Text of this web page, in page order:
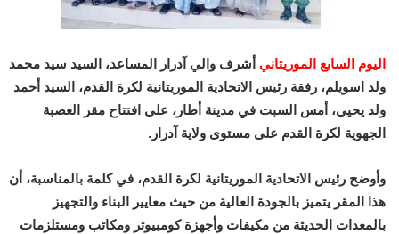
اليوم السابع الموريتاني أشرف والي آدرار المساعد، السيد سيد محمد
ولد اسويلم، رفقة رئيس الاتحادية الموريتانية لكرة القدم، السيد أحمد
ولد يحيى، أمس السبت في مدينة أطار، على افتتاح مقر العصبة
الجهوية لكرة القدم على مستوى ولاية آدرار.
وأوضح رئيس الاتحادية الموريتانية لكرة القدم، في كلمة بالمناسبة، أن
هذا المقر يتميز بالجودة العالية من حيث معايير البناء والتجهيز
بالمعدات الحديثة من مكيفات وأجهزة كومبيوتر ومكاتب ومستلزمات